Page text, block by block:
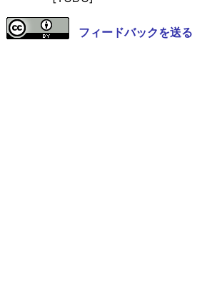
フィードバックを送る